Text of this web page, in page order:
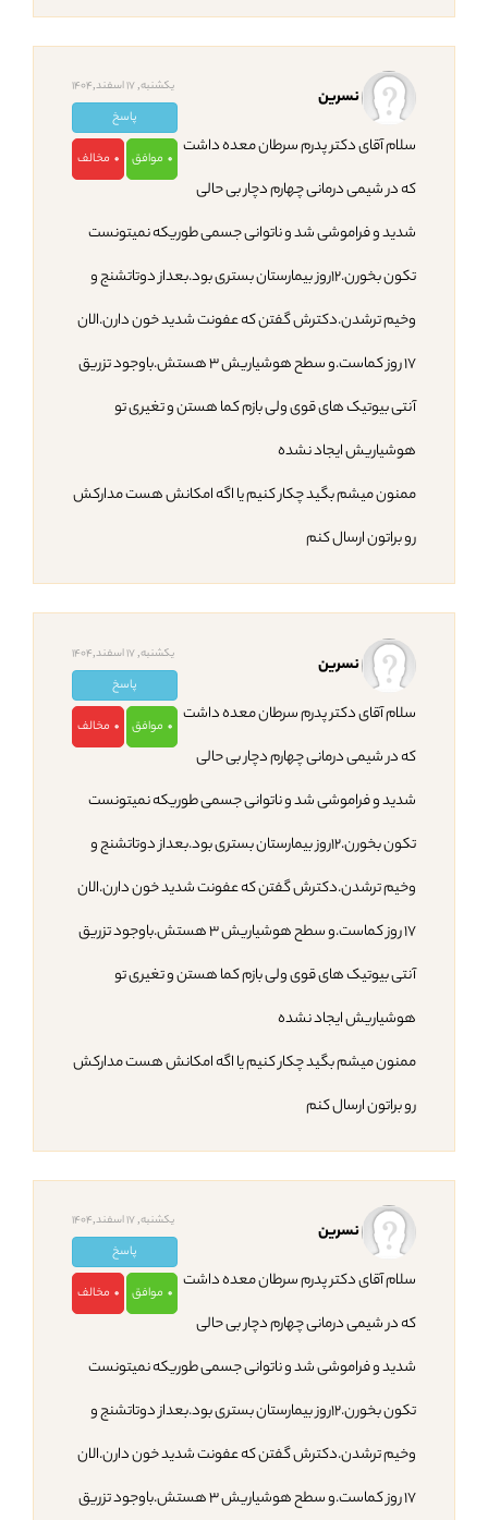
یکشنبه, 17 اسفند,1404
پاسخ
0 موافق 0 مخالف
نسرین
سلام آقای دکتر پدرم سرطان معده داشت
که در شیمی درمانی چهارم دچار بی حالی
شدید و فراموشی شد و ناتوانی جسمی طوریکه نمیتونست
تکون بخورن.۱۲روز بیمارستان بستری بود.بعداز دوتاتشنج و
وخیم ترشدن.دکترش گفتن که عفونت شدید خون دارن.الان
۱۷ روز کماست.و سطح هوشیاریش ۳ هستش.باوجود تزریق
آنتی بیوتیک های قوی ولی بازم کما هستن و تغیری تو
هوشیاریش ایجاد نشده
ممنون میشم بگید چکار کنیم یا اگه امکانش هست مدارکش
رو براتون ارسال کنم
یکشنبه, 17 اسفند,1404
پاسخ
0 موافق 0 مخالف
نسرین
سلام آقای دکتر پدرم سرطان معده داشت
که در شیمی درمانی چهارم دچار بی حالی
شدید و فراموشی شد و ناتوانی جسمی طوریکه نمیتونست
تکون بخورن.۱۲روز بیمارستان بستری بود.بعداز دوتاتشنج و
وخیم ترشدن.دکترش گفتن که عفونت شدید خون دارن.الان
۱۷ روز کماست.و سطح هوشیاریش ۳ هستش.باوجود تزریق
آنتی بیوتیک های قوی ولی بازم کما هستن و تغیری تو
هوشیاریش ایجاد نشده
ممنون میشم بگید چکار کنیم یا اگه امکانش هست مدارکش
رو براتون ارسال کنم
یکشنبه, 17 اسفند,1404
پاسخ
0 موافق 0 مخالف
نسرین
سلام آقای دکتر پدرم سرطان معده داشت
که در شیمی درمانی چهارم دچار بی حالی
شدید و فراموشی شد و ناتوانی جسمی طوریکه نمیتونست
تکون بخورن.۱۲روز بیمارستان بستری بود.بعداز دوتاتشنج و
وخیم ترشدن.دکترش گفتن که عفونت شدید خون دارن.الان
۱۷ روز کماست.و سطح هوشیاریش ۳ هستش.باوجود تزریق